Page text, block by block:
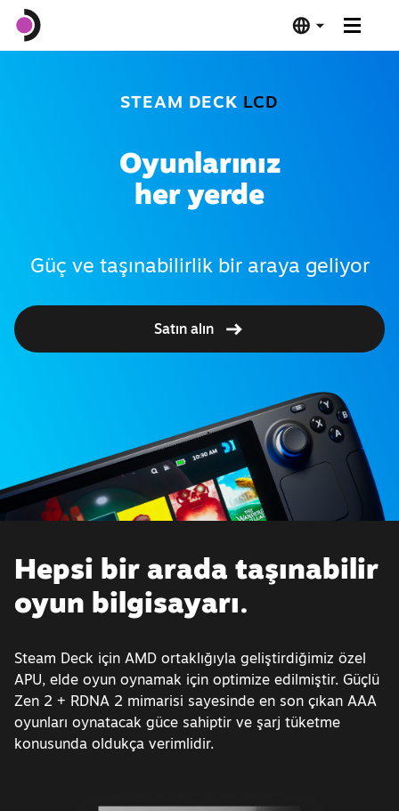
Bağlantı İstasyonu
STEAM DECK LCD
Oyunlarınız
her yerde
Güç ve taşınabilirlik bir araya geliyor
Satın alın
Hepsi bir arada taşınabilir
oyun bilgisayarı.
Steam Deck için AMD ortaklığıyla geliştirdiğimiz özel
APU, elde oyun oynamak için optimize edilmiştir. Güçlü
Zen 2 + RDNA 2 mimarisi sayesinde en son çıkan AAA
oyunları oynatacak güce sahiptir ve şarj tüketme
konusunda oldukça verimlidir.